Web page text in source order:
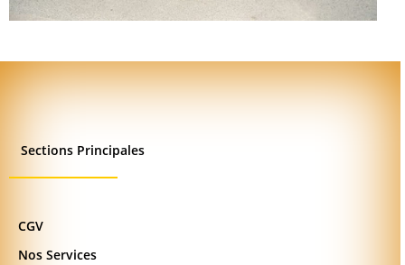
Sections Principales
CGV
Nos Services